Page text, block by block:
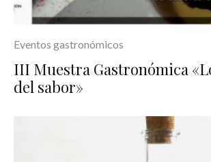
Eventos gastronómicos
III Muestra Gastronómica
del sabor»